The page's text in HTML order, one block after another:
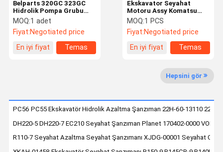
Davalar Blog Teklif Alın VR
Seyahat Motor Takma
ekskavatör dönüş motoru
Ekskavator Seyahat
Motoru Assy Komatsu
PC450-8 için Final Drive
Assy 208-27-00243 208-
27-00243 208-27-00312
MOQ:1 PCS
Fiyat:Negotiated price
En iyi fiyat
Temas
Belparts 320GC 323GC
Hidrolik Pompa Grubu
5319886 531-9886
Ekskavatörde Hidrolik
Pompa Grubu
MOQ:1 adet
Fiyat:Negotiated price
En iyi fiyat
Temas
Hepsini gör
PC56 PC55 Ekskavatör Hidrolik Azaltma Şanzıman 22H-60-13110 22H-
DH220-5 DH220-7 EC210 Seyahat Şanzıman Planet 170402-0000
R110-7 Seyahat Azaltma Seyahat Şanzımanı XJDG-00001 Seyahat